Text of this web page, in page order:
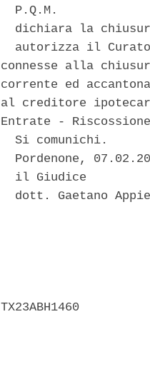
  P.Q.M.
dichiara la
autorizza il
connesse alla
corrente ed
al creditore
Entrate -
  Si comunichi.
Pordenone,
  il Giudice
dott. Gaetano